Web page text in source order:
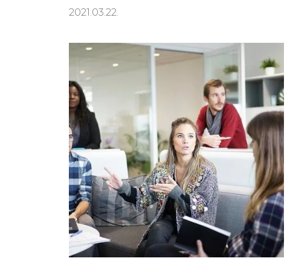
2021.03.22.